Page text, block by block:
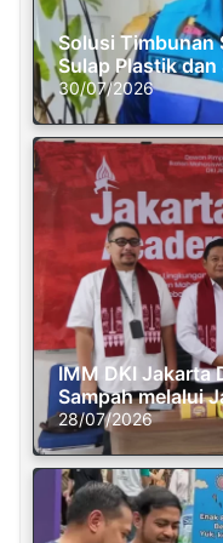
Solusi Timbunan
Sulap Plastik
30/07/2026
IMM DKI Jakarta
Sampah melalui
28/07/2026